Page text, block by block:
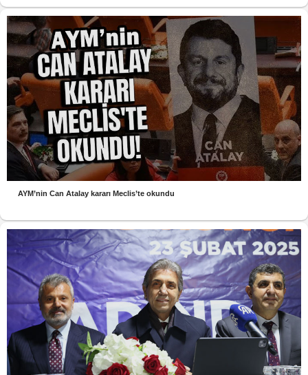
AYM’nin Can Atalay kararı Meclis’te okundu